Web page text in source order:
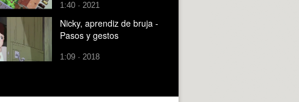
1:40 · 2021
Nicky, aprendiz de bruja -
Pasos y gestos
1:09 · 2018